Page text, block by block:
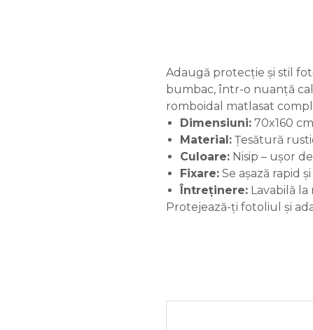
Adaugă protecție și stil
bumbac, într-o nuanță
romboidal matlasat
Dimensiuni: 70x160
Material: Țesătură
Culoare: Nisip – ușor
Fixare: Se așază rapid
Întreținere: Lavabilă
Protejează-ți fotoliul și